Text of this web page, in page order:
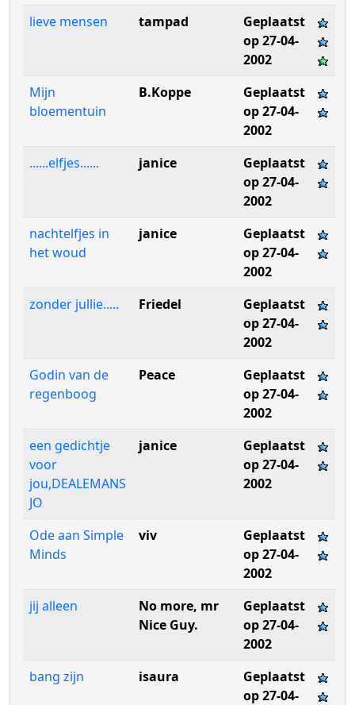
lieve mensen tampad
Geplaatst
op 27-04-
2002
Mijn
bloementuin
B.Koppe
Geplaatst
op 27-04-
2002
......elfjes......
janice
Geplaatst
op 27-04-
2002
nachtelfjes in
het woud
janice
Geplaatst
op 27-04-
2002
zonder jullie.....
Friedel
Geplaatst
op 27-04-
2002
Godin van de
regenboog
Peace
Geplaatst
op 27-04-
2002
een gedichtje
voor
jou,DEALEMANS
JO
janice
Geplaatst
op 27-04-
2002
Ode aan Simple
Minds
viv
Geplaatst
op 27-04-
2002
jij alleen
No more, mr
Nice Guy.
Geplaatst
op 27-04-
2002
bang zijn
isaura
Geplaatst
op 27-04-